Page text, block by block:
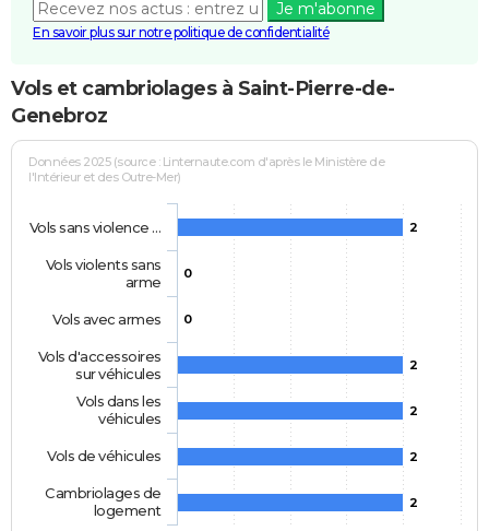
Je m'abonne
En savoir plus sur notre politique de confidentialité
Vols et cambriolages à Saint-Pierre-de-
Genebroz
Données 2025 (source : Linternaute.com d'après le Ministère de
l'Intérieur et des Outre-Mer)
2
0
0
2
2
2
2
Vols sans violence …
Vols violents sans
arme
Vols avec armes
Vols d'accessoires
sur véhicules
Vols dans les
véhicules
Vols de véhicules
Cambriolages de
logement